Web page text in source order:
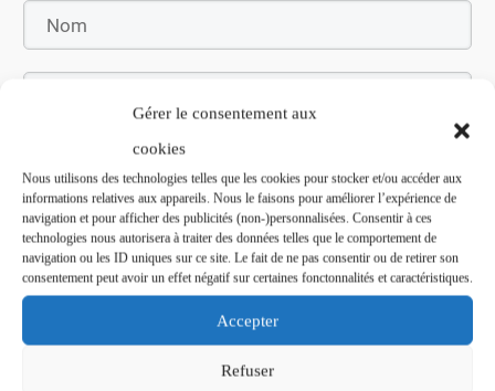
Gérer le consentement aux
cookies
Nous utilisons des technologies telles que les cookies pour stocker et/ou accéder aux
informations relatives aux appareils. Nous le faisons pour améliorer l’expérience de
navigation et pour afficher des publicités (non-)personnalisées. Consentir à ces
technologies nous autorisera à traiter des données telles que le comportement de
navigation ou les ID uniques sur ce site. Le fait de ne pas consentir ou de retirer son
consentement peut avoir un effet négatif sur certaines fonctonnalités et caractéristiques.
Accepter
Refuser
Soumettez le commentaire